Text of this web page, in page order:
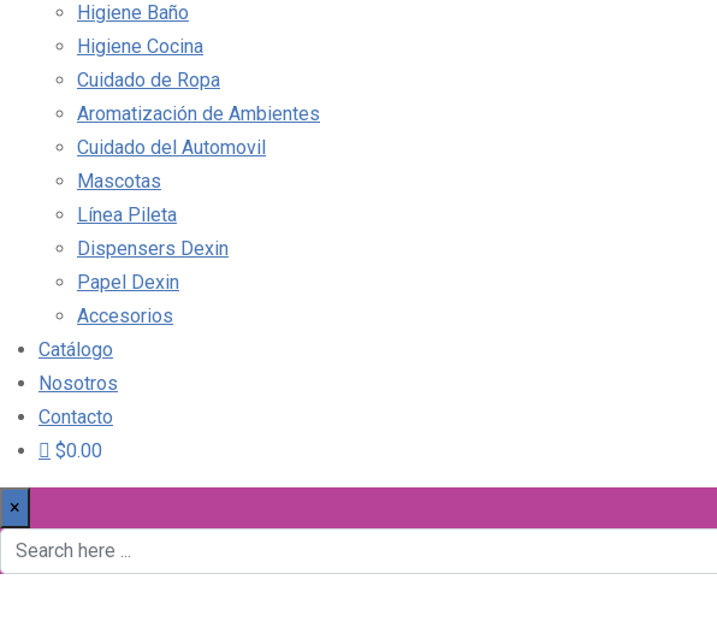
Higiene Baño
Higiene Cocina
Cuidado de Ropa
Aromatización de Ambientes
Cuidado del Automovil
Mascotas
Línea Pileta
Dispensers Dexin
Papel Dexin
Accesorios
Catálogo
Nosotros
Contacto
$0.00
×